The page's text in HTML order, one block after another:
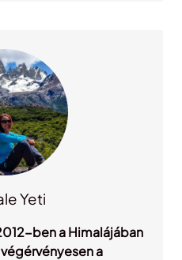
Yeti
ben a Himalájában
a